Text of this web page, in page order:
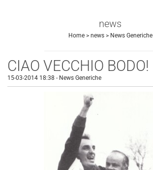
news
Home> news> News Generiche
CIAO VECCHIO BODO!
15-03-2014 18:38 - News Generiche